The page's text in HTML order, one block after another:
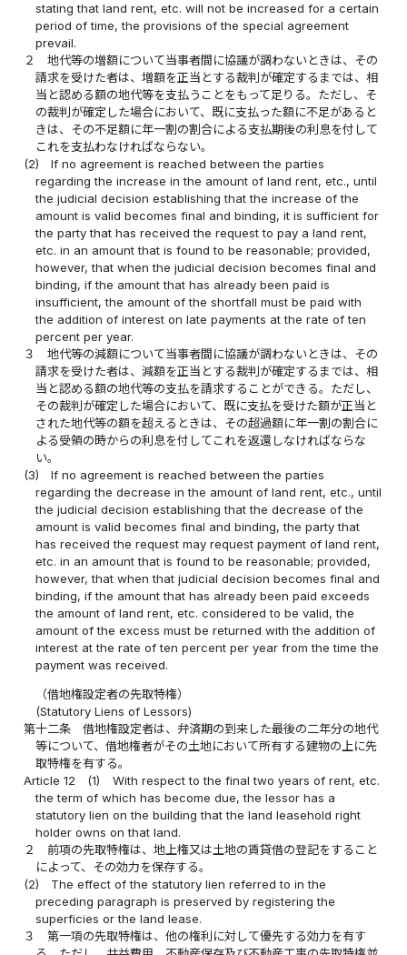
stating that land rent, etc. will not be increased for a certain
period of time, the provisions of the special agreement
prevail.
２
地代等の増額について当事者間に協議が調わないときは、その
請求を受けた者は、増額を正当とする裁判が確定するまでは、相
当と認める額の地代等を支払うことをもって足りる。ただし、そ
の裁判が確定した場合において、既に支払った額に不足があると
きは、その不足額に年一割の割合による支払期後の利息を付して
これを支払わなければならない。
(2)
If no agreement is reached between the parties
regarding the increase in the amount of land rent, etc., until
the judicial decision establishing that the increase of the
amount is valid becomes final and binding, it is sufficient for
the party that has received the request to pay a land rent,
etc. in an amount that is found to be reasonable; provided,
however, that when the judicial decision becomes final and
binding, if the amount that has already been paid is
insufficient, the amount of the shortfall must be paid with
the addition of interest on late payments at the rate of ten
percent per year.
３
地代等の減額について当事者間に協議が調わないときは、その
請求を受けた者は、減額を正当とする裁判が確定するまでは、相
当と認める額の地代等の支払を請求することができる。ただし、
その裁判が確定した場合において、既に支払を受けた額が正当と
された地代等の額を超えるときは、その超過額に年一割の割合に
よる受領の時からの利息を付してこれを返還しなければならな
い。
(3)
If no agreement is reached between the parties
regarding the decrease in the amount of land rent, etc., until
the judicial decision establishing that the decrease of the
amount is valid becomes final and binding, the party that
has received the request may request payment of land rent,
etc. in an amount that is found to be reasonable; provided,
however, that when that judicial decision becomes final and
binding, if the amount that has already been paid exceeds
the amount of land rent, etc. considered to be valid, the
amount of the excess must be returned with the addition of
interest at the rate of ten percent per year from the time the
payment was received.
（借地権設定者の先取特権）
(Statutory Liens of Lessors)
第十二条
借地権設定者は、弁済期の到来した最後の二年分の地代
等について、借地権者がその土地において所有する建物の上に先
取特権を有する。
Article 12
(1)
With respect to the final two years of rent, etc.
the term of which has become due, the lessor has a
statutory lien on the building that the land leasehold right
holder owns on that land.
２
前項の先取特権は、地上権又は土地の賃貸借の登記をすること
によって、その効力を保存する。
(2)
The effect of the statutory lien referred to in the
preceding paragraph is preserved by registering the
superficies or the land lease.
３
第一項の先取特権は、他の権利に対して優先する効力を有す